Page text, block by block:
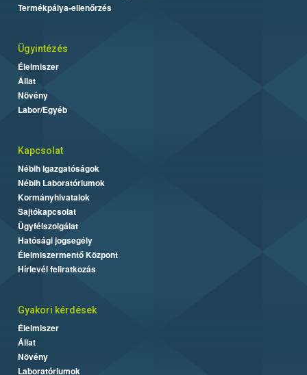
Termékpálya-ellenőrzés
Ügyintézés
Élelmiszer
Állat
Növény
Labor/Egyéb
Kapcsolat
Nébih Igazgatóságok
Nébih Laboratóriumok
Kormányhivatalok
Sajtókapcsolat
Ügyfélszolgálat
Hatósági jogsegély
Élelmiszermentő Központ
Hírlevél feliratkozás
Gyakori kérdések
Élelmiszer
Állat
Növény
Laboratóriumok